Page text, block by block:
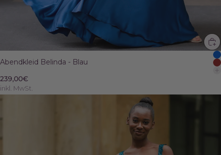
Abendkleid Belinda - Blau
239,00€
inkl. MwSt.